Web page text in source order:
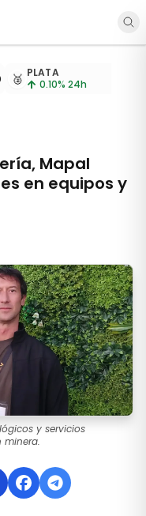
cada 15
🥈 PLATA
0.10% 24h
Mapal
en equipos y
y servicios
minera.